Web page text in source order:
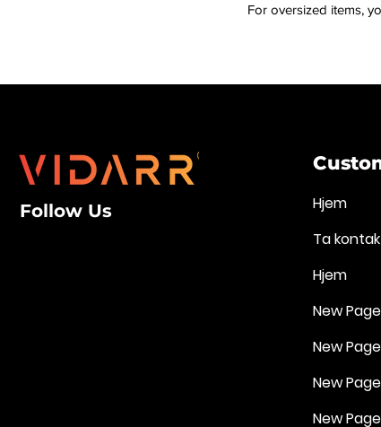
For oversized items,
Follow Us
Hjem
Ta
Hjem
New Page
New Page
New Page
New Page